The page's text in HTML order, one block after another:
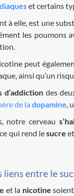
et certains
à elle, est une
les poumons
peut
ainsi qu’un
d’addictiondes
de la dopamine ,
notre cerveau
qui rend lesucre
liens entre le
et la nicotine